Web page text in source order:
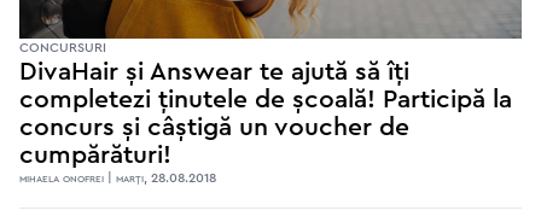
CONCURSURI
DivaHair și Answear te ajută să îți
completezi ținutele de școală! Participă la
concurs și câștigă un voucher de
cumpărături!
mihaela onofrei | marţi, 28.08.2018